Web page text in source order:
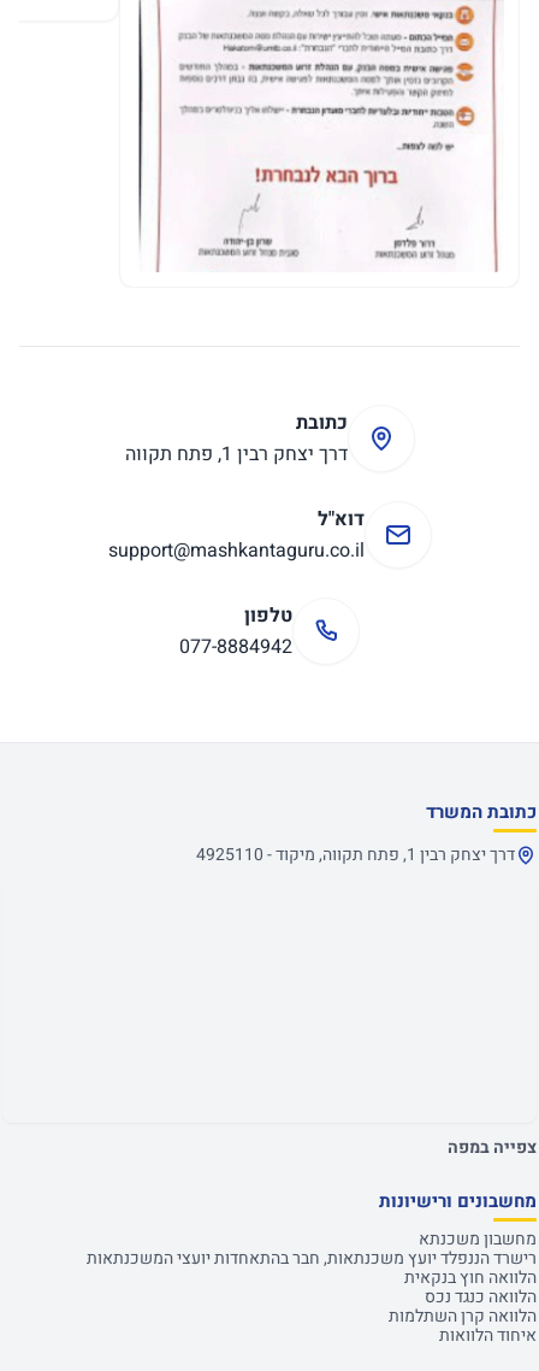
כתובת
דרך יצחק רבין 1, פתח תקווה
דוא"ל
support@mashkantaguru.co.il
טלפון
077-8884942
כתובת המשרד
דרך יצחק רבין 1, פתח תקווה, מיקוד - 4925110
צפייה במפה
מחשבונים ורישיונות
מחשבון משכנתא
רישרד הננפלד יועץ משכנתאות, חבר בהתאחדות יועצי המשכנתאות
הלוואה חוץ בנקאית
הלוואה כנגד נכס
הלוואה קרן השתלמות
איחוד הלוואות